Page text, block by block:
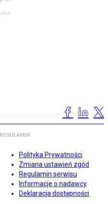
REGULAMIN
Polityka Prywatności
Zmiana ustawień zgód
Regulamin serwisu
Informacje o nadawcy
Deklaracja dostępności